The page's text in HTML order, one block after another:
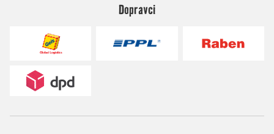
Dopravci